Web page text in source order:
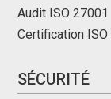
Audit ISO 27001
Certification ISO
SÉCURITÉ